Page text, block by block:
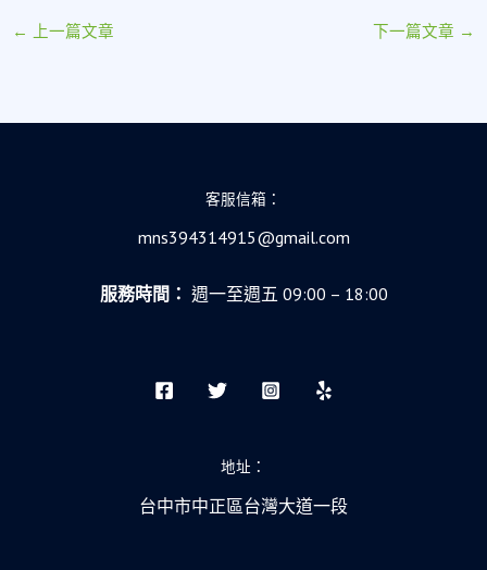
← 上一篇文章 下一篇文章 →
客服信箱：
mns394314915@gmail.com
服務時間： 週一至週五 09:00 – 18:00
地址：
台中市中正區台灣大道一段